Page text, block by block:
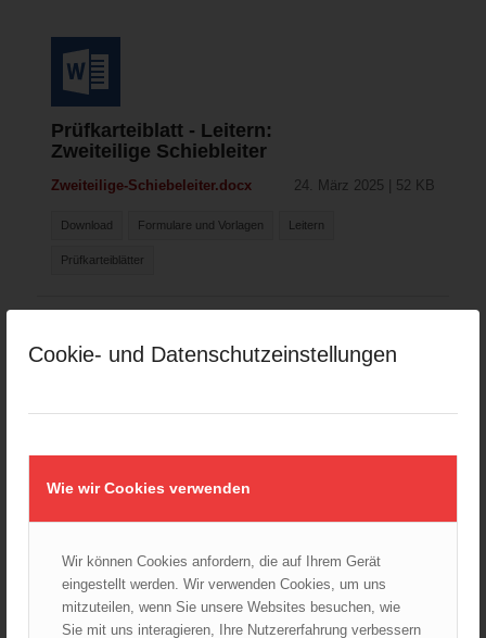
Cookie- und Datenschutzeinstellungen
Wie wir Cookies verwenden
Wir können Cookies anfordern, die auf Ihrem Gerät
eingestellt werden. Wir verwenden Cookies, um uns
mitzuteilen, wenn Sie unsere Websites besuchen, wie
Sie mit uns interagieren, Ihre Nutzererfahrung verbessern
Prüfkarteiblatt - Leitern:
Zweiteilige Schiebleiter
24. März 2025 | 52 KB
Zweiteilige-Schiebeleiter.docx
Download Formulare und Vorlagen Leitern
Prüfkarteiblätter
Downloads
FELIX & ÖBFV Feuerwehrjugendfördertopf